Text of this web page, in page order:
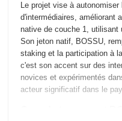
Le projet vise à
d'intermédiaires, améliorant
native de couche 1, utilisant
Son jeton natif, BOSSU,
staking et la participation à
c'est son accent sur des
novices et expérimentés
acteur significatif dans le